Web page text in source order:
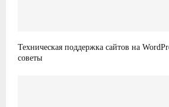
Техническая поддержка сайтов на
советы